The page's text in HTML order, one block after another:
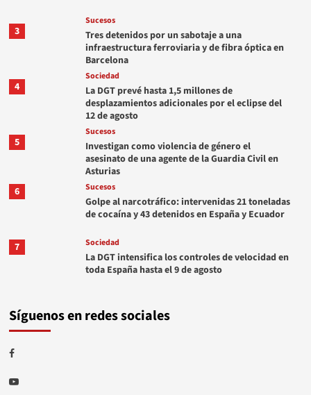
3
Sucesos
Tres detenidos por un sabotaje a una
infraestructura ferroviaria y de fibra óptica en
Barcelona
4
Sociedad
La DGT prevé hasta 1,5 millones de
desplazamientos adicionales por el eclipse del
12 de agosto
5
Sucesos
Investigan como violencia de género el
asesinato de una agente de la Guardia Civil en
Asturias
6
Sucesos
Golpe al narcotráfico: intervenidas 21 toneladas
de cocaína y 43 detenidos en España y Ecuador
7 Sociedad
La DGT intensifica los controles de velocidad en
toda España hasta el 9 de agosto
Síguenos en redes sociales
Facebook
Youtube